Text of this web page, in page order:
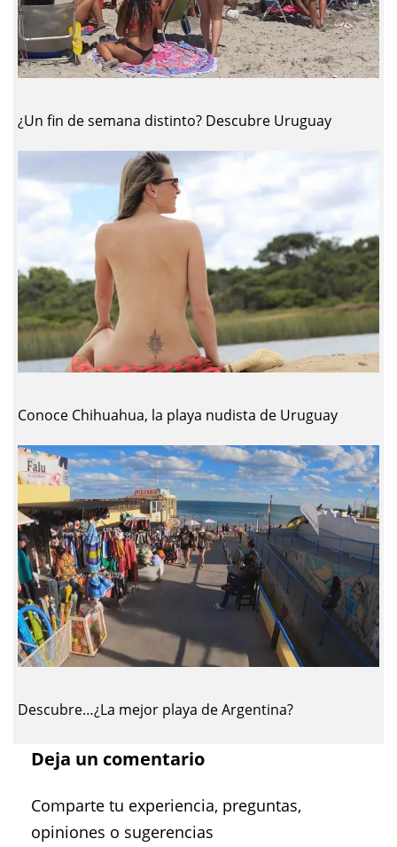
¿Un fin de semana distinto? Descubre Uruguay
Conoce Chihuahua, la playa nudista de Uruguay
Descubre…¿La mejor playa de Argentina?
Deja un comentario
Comparte tu experiencia, preguntas,
opiniones o sugerencias